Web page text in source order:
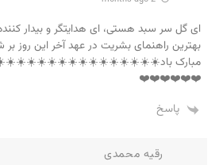
ای گل سر سبد هستی، ای هدایتگر و بیدار
بهترین راهنمای بشریت در عهد آخر این روز
مبارک
❤️❤️❤️❤️❤️❤️
پاسخ
رقیه محمدی